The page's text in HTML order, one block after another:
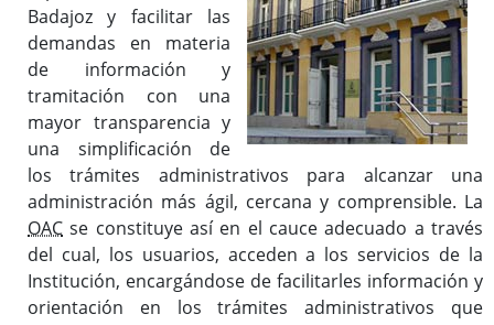
Inventario de Procedimientos
Información general
Registros Auxiliares
Registro Electrónico
Badajoz y facilitar las
demandas en materia
de información y
tramitación con una
mayor transparencia y
una simplificación de
los trámites administrativos para alcanzar una
administración más ágil, cercana y comprensible. La
OAC se constituye así en el cauce adecuado a través
del cual, los usuarios, acceden a los servicios de la
Institución, encargándose de facilitarles información y
orientación en los trámites administrativos que